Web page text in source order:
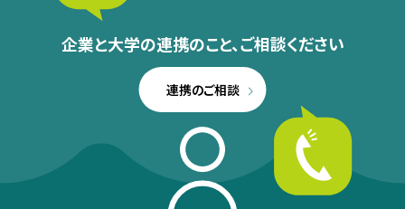
企業と大学の連携のこと、ご相談ください
連携のご相談